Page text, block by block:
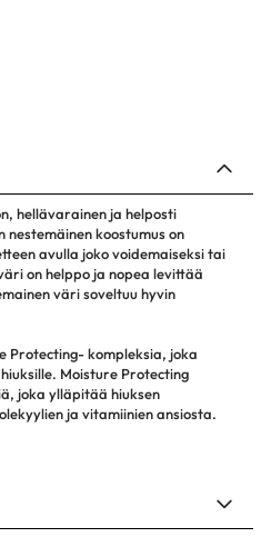
hellävarainen ja helposti
koostumus on
avulla joko voidemaiseksi tai
on helppo ja nopea levittää
väri soveltuu hyvin
Protecting- kompleksia, joka
Moisture Protecting
joka ylläpitää hiuksen
ja vitamiinien ansiosta.